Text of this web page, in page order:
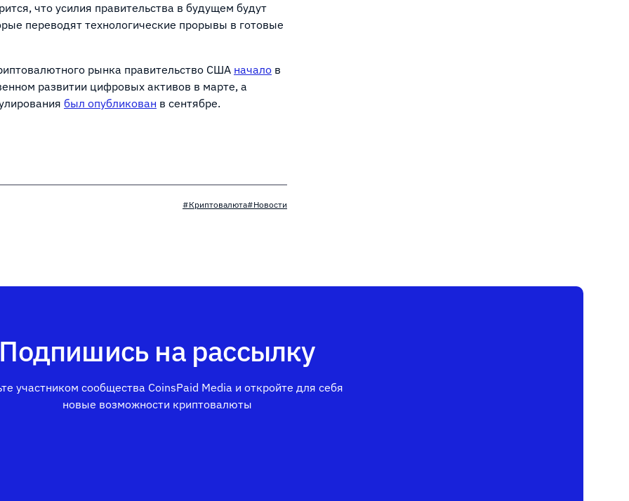
что усилия правительства в будущем будут
переводят технологические прорывы в готовые
рынка правительство США начало в
развитии цифровых активов в марте, а
был опубликован в сентябре.
#Криптовалюта#Новости
Подпишись на рассылку
участником сообщества CoinsPaid Media и откройте для себя
новые возможности криптовалюты